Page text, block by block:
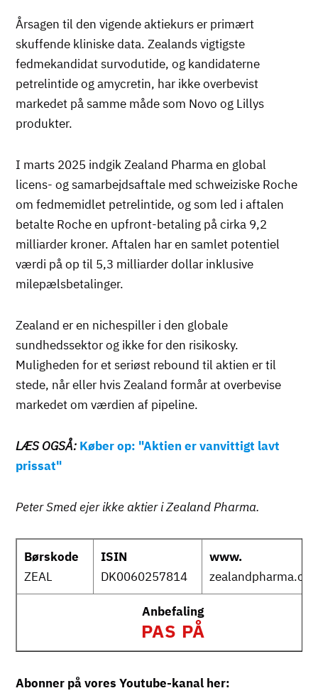
Årsagen til den vigende aktiekurs er primært
skuffende kliniske data. Zealands vigtigste
fedmekandidat survodutide, og kandidaterne
petrelintide og amycretin, har ikke overbevist
markedet på samme måde som Novo og Lillys
produkter.
I marts 2025 indgik Zealand Pharma en global
licens- og samarbejdsaftale med schweiziske Roche
om fedmemidlet petrelintide, og som led i aftalen
betalte Roche en upfront-betaling på cirka 9,2
milliarder kroner. Aftalen har en samlet potentiel
værdi på op til 5,3 milliarder dollar inklusive
milepælsbetalinger.
Zealand er en nichespiller i den globale
sundhedssektor og ikke for den risikosky.
Muligheden for et seriøst rebound til aktien er til
stede, når eller hvis Zealand formår at overbevise
markedet om værdien af pipeline.
LÆS OGSÅ: Køber op: "Aktien er vanvittigt lavt
prissat"
Peter Smed ejer ikke aktier i Zealand Pharma.
Børskode
ZEAL
ISIN
DK0060257814
www.
Anbefaling
PAS PÅ
Abonner på vores Youtube-kanal her: